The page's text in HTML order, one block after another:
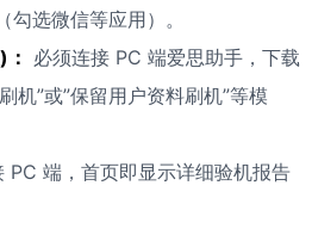
勾选微信等应用）。
必须连接 PC 端爱思助手，下载
机”或”保留用户资料刷机”等模
PC 端，首页即显示详细验机报告